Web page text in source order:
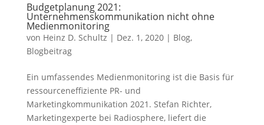
Budgetplanung 2021:
Unternehmenskommunikation nicht ohne
Medienmonitoring
von Heinz D. Schultz | Dez. 1, 2020| Blog,
Blogbeitrag
Ein umfassendes Medienmonitoring ist die Basis für
ressourceneffiziente PR- und
Marketingkommunikation 2021. Stefan Richter,
Marketingexperte bei Radiosphere, liefert die